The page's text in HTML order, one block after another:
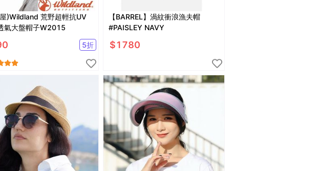
)Wildland 荒野超輕抗UV
氣大盤帽子W2015
5折
【BARREL】渦紋衝浪漁夫帽
#PAISLEY NAVY
$1780